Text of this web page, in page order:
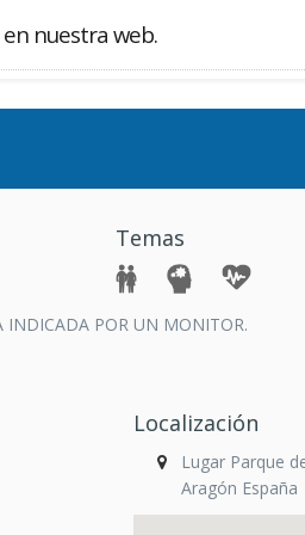
nuestra web.
Temas
INDICADA POR UN MONITOR.
Localización
Lugar Parque
Aragón España